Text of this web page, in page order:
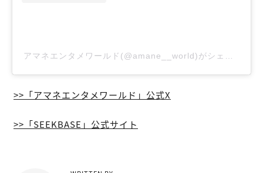
>>「アマネエンタメワールド」公式X
>>「SEEKBASE」公式サイト